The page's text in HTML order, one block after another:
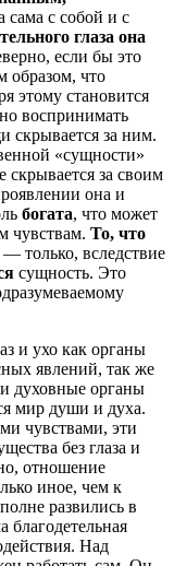
сама с собой и с
глаза она
если бы это
образом, что
этому становится
воспринимать
скрывается за ним.
«сущности»
скрывается за своим
она и
богата, что может
чувствам. То, что
только, вследствие
сущность. Это
и ухо как органы
явлений, так же
духовные органы
мир души и духа.
чувствами, эти
без глаза и
отношение
иное, чем к
развились в
благодетельная
Над